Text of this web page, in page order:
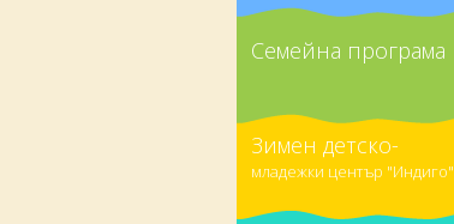
Семейна програма
Зимен детско-
младежки център "Индиго"